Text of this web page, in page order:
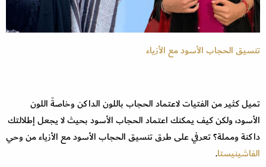
تنسيق الحجاب الأسود مع الأزياء
تميل كثير من الفتيات لاعتماد الحجاب باللون الداكن وخاصةً اللون
الأسود، ولكن كيف يمكنك اعتماد الحجاب الأسود بحيث لا يجعل إطلالتك
داكنة ومملة؟ تعرفي على طرق تنسيق الحجاب الأسود مع الأزياء من وحي
الفاشينيستا.